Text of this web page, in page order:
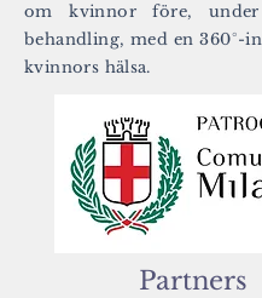
om kvinnor före,
behandling, med en 360°-
kvinnors hälsa.
Partners